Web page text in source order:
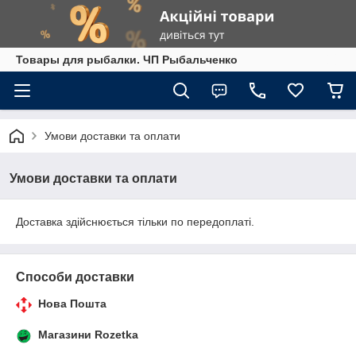
Товары для рыбалки. ЧП Рыбальченко
Умови доставки та оплати
Умови доставки та оплати
Доставка здійснюється тільки по передоплаті.
Способи доставки
Нова Пошта
Магазини Rozetka